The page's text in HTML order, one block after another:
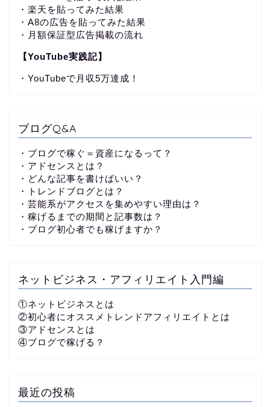
・楽天を貼ってみた結果
・A8の広告を貼ってみた結果
・月額保証型広告掲載の流れ
【YouTube実践記】
・YouTubeで月収5万達成！
ブログQ&A
・ブログで稼ぐ＝資産になるって？
・アドセンスとは？
・どんな記事を書けばいい？
・トレンドブログとは？
・芸能系がアクセスを集めやすい理由は？
・稼げるまでの期間と記事数は？
・ブログ初心者でも稼げますか？
ネットビジネス・アフィリエイト入門編
①ネットビジネスとは
②初心者にオススメトレンドアフィリエイトとは
③アドセンスとは
④ブログで稼げる？
最近の投稿